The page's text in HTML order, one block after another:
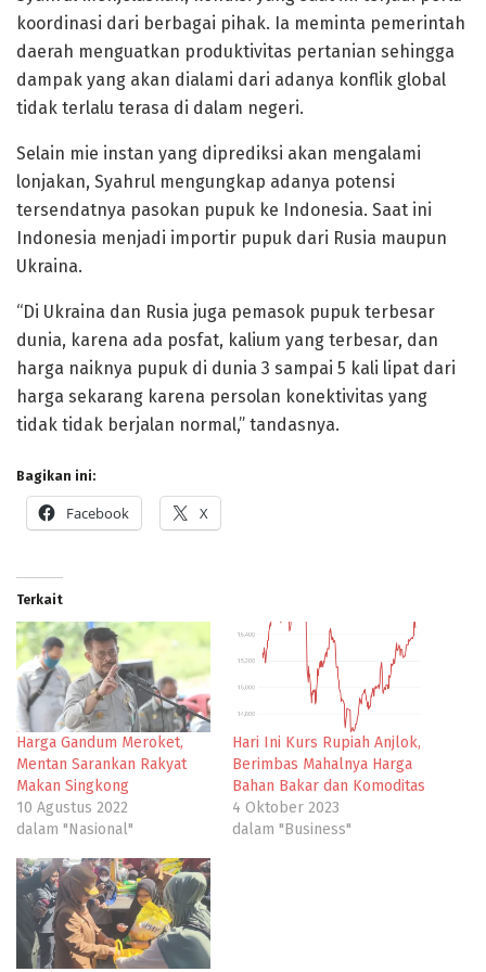
koordinasi dari berbagai pihak. Ia meminta pemerintah
daerah menguatkan produktivitas pertanian sehingga
dampak yang akan dialami dari adanya konflik global
tidak terlalu terasa di dalam negeri.
Selain mie instan yang diprediksi akan mengalami
lonjakan, Syahrul mengungkap adanya potensi
tersendatnya pasokan pupuk ke Indonesia. Saat ini
Indonesia menjadi importir pupuk dari Rusia maupun
Ukraina.
“Di Ukraina dan Rusia juga pemasok pupuk terbesar
dunia, karena ada posfat, kalium yang terbesar, dan
harga naiknya pupuk di dunia 3 sampai 5 kali lipat dari
harga sekarang karena persolan konektivitas yang
tidak tidak berjalan normal,” tandasnya.
Bagikan ini:
Facebook X
Terkait
Harga Gandum Meroket,
Mentan Sarankan Rakyat
Makan Singkong
10 Agustus 2022
dalam "Nasional"
Hari Ini Kurs Rupiah Anjlok,
Berimbas Mahalnya Harga
Bahan Bakar dan Komoditas
4 Oktober 2023
dalam "Business"